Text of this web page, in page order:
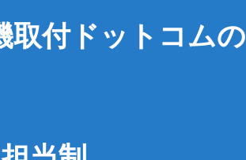
取付ドットコムの